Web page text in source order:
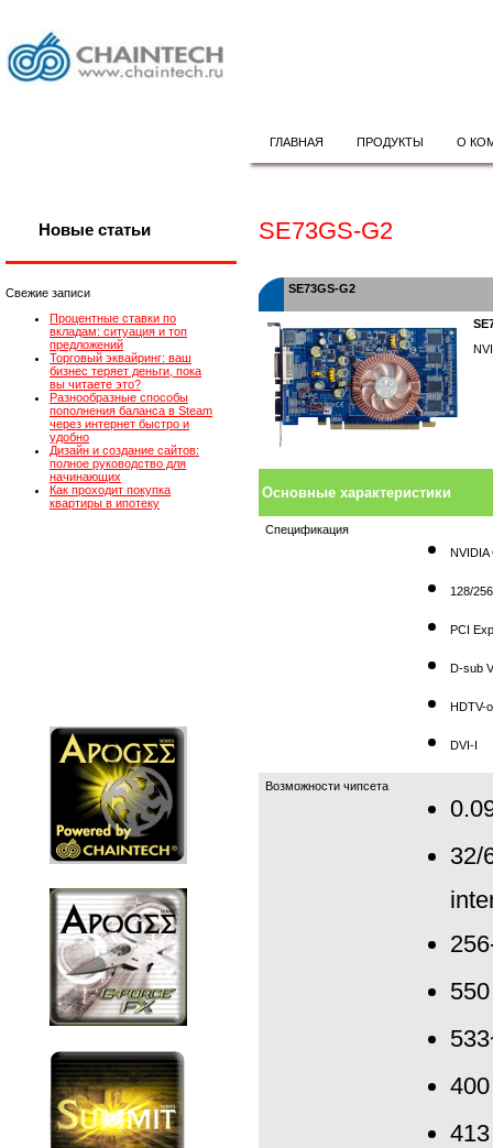
ГЛАВНАЯ ПРОДУКТЫ О
Новые статьи
Свежие записи
Процентные ставки по
вкладам: ситуация и топ
предложений
Торговый эквайринг: ваш
бизнес теряет деньги, пока
вы читаете это?
Разнообразные способы
пополнения баланса в Steam
через интернет быстро и
удобно
Дизайн и создание сайтов:
полное руководство для
начинающих
Как проходит покупка
квартиры в ипотеку
SE73GS-G2
SE73GS-G2
Основные характеристики
Спецификация
NVIDIA
128/
PCI
D-sub
HDTV-
DVI-I
Возможности чипсета
32/